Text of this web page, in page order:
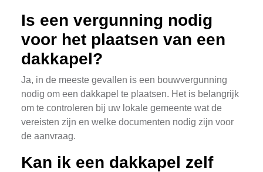
Is een vergunning nodig
voor het plaatsen van een
dakkapel?
Ja, in de meeste gevallen is een bouwvergunning
nodig om een dakkapel te plaatsen. Het is belangrijk
om te controleren bij uw lokale gemeente wat de
vereisten zijn en welke documenten nodig zijn voor
de aanvraag.
Kan ik een dakkapel zelf